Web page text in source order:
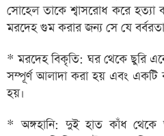
সোহেল তাকে শ্বাসরোধ করে হত্যা
মরদেহ গুম করার জন্য সে যে
* মরদেহ বিকৃতি: ঘর থেকে ছুরি
সম্পূর্ণ আলাদা করা হয় এবং একটি
হয়।
* অঙ্গহানি: দুই হাত কাঁধ থেকে